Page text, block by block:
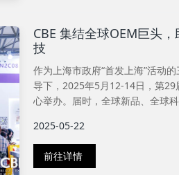
CBE 集结全球OEM巨头
技
作为上海市政府“首发上海”活动
导下，2025年5月12-14日，第29
心举办。届时，全球新品、全球
2025-05-22
前往详情